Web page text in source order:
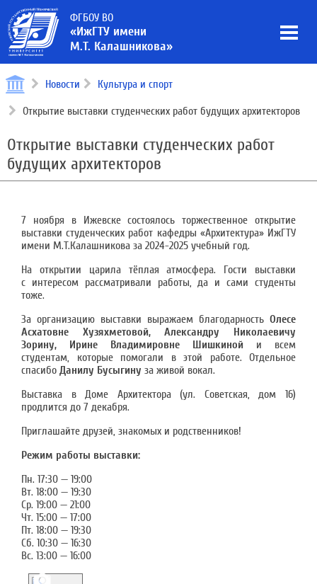
ФГБОУ ВО
«ИжГТУ имени
М.Т. Калашникова»
Новости Культура и спорт
Открытие выставки студенческих работ будущих архитекторов
Открытие выставки студенческих работ
будущих архитекторов
7 ноября в Ижевске состоялось торжественное открытие
выставки студенческих работ кафедры «Архитектура» ИжГТУ
имени М.Т.Калашникова за 2024-2025 учебный год.
На открытии царила тёплая атмосфера. Гости выставки
с интересом рассматривали работы, да и сами студенты
тоже.
За организацию выставки выражаем благодарность Олесе
Асхатовне Хузяхметовой, Александру Николаевичу
Зорину, Ирине Владимировне Шишкиной и всем
студентам, которые помогали в этой работе. Отдельное
спасибо Данилу Бусыгину за живой вокал.
Выставка в Доме Архитектора (ул. Советская, дом 16)
продлится до 7 декабря.
Приглашайте друзей, знакомых и родственников!
Режим работы выставки:
Пн. 17:30 — 19:00
Вт. 18:00 — 19:30
Cp. 19:00 — 21:00
Чт. 15:00 — 17:00
Пт. 18:00 — 19:30
Сб. 10:30 — 16:30
Вс. 13:00 — 16:00